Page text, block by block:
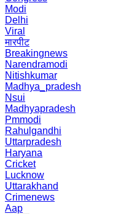
Modi
Delhi
Viral
मारपीट
Breakingnews
Narendramodi
Nitishkumar
Madhya_pradesh
Nsui
Madhyapradesh
Pmmodi
Rahulgandhi
Uttarpradesh
Haryana
Cricket
Lucknow
Uttarakhand
Crimenews
Aap